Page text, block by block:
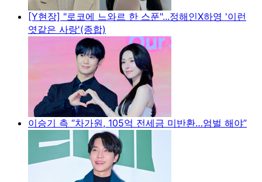
[Y현장] "로코에 느와르 한 스푼"...정해인X하영 '이런
엿같은 사랑'(종합)
이승기 측 “차가원, 105억 전세금 미반환…엄벌 해야”